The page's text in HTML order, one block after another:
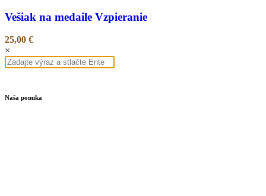
Vešiak na medaile Vzpieranie
25,00 €
×
Naša ponuka